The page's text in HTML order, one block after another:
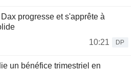
progresse et s'apprête à
10:21
DP
un bénéfice trimestriel en